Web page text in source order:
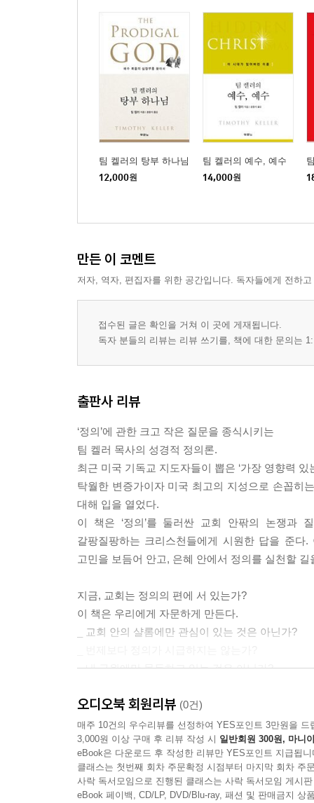
팀 켈러의 탕부 하나님
12,000원
팀 켈러의 예수, 예수
14,000원
만든 이 코멘트
저자, 역자, 편집자를 위한 공간입니다. 독자들에게 전하
접수된 글은 확인을 거쳐 이 곳에 게재됩니다.
독자 분들의 리뷰는 리뷰 쓰기를, 책에 대한 문의는
출판사 리뷰
‘정의’에 관한 크고 작은 질문을 종식시키는
팀 켈러 목사의 성경적 정의론.
최근 미국 기독교 지도자들이 뽑은 ‘가장 영향력 있
탁월한 변증가이자 미국 최고의 지성으로 손꼽히
대해 입을 열었다.
이 책은 ‘정의’를 둘러싼 교회 안팎의 논쟁과
갈팡질팡하는 크리스천들에게 시원한 답을 준
고민을 보듬어 안고, 은혜 안에서 정의를 실천할
지금, 교회는 정의의 편에 서 있는가?
이 책은 우리에게 자문하게 만든다.
_ 교회 안의 샬롬에만 관심이 있는 것은 아닌가?
_ 내 구원에만 몰두하고 있는 것은 아닌가?
_ 공허한 말은 이제 그만!, 가난한 이들의 필요를
왜 아직도 정의를 말해야 하는가?
그것은 세상에 여전히 불의와 불법과 불공평이 있
그리고 무엇보다 하나님은 그런 것을 싫어하시는
하나님의 정의를 실현시켜야 하는 것이 우리 성도
오디오북 회원리뷰 (0건)
매주 10건의 우수리뷰를 선정하여 YES포인트 3만원을 드
3,000원 이상 구매 후 리뷰 작성 시 일반회원 300원, 마니
eBook은 다운로드 후 작성한 리뷰만 YES포인트 지급됩니
클래스는 첫번째 회차 주문확정 시점부터 마지막 회차 주
사락 독서모임으로 진행된 클래스는 사락 독서모임 게시
eBook 페이백, CD/LP, DVD/Blu-ray, 패션 및 판매금지 상